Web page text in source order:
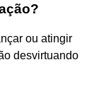
ou atingir
desvirtuando